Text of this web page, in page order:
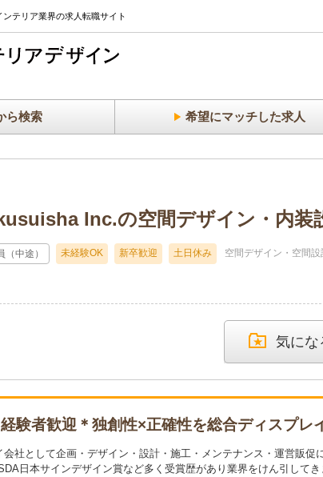
テリア業界の求人転職サイト
ら検索 希望にマッチした求人
Inc.の空間デザイン・内装
（中途） 未経験OK 新卒歓迎 土日休み 空間デザイン・空間設
気にな
験者歓迎＊独創性×正確性を総合ディスプレ
社として企画・デザイン・設計・施工・メンテナンス・運営販
日本サインデザイン賞など多く受賞歴があり業界をけん引して